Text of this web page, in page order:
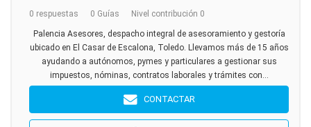
0 respuestas 0 Guías Nivel contribución 0
Palencia Asesores, despacho integral de asesoramiento y gestoría
ubicado en El Casar de Escalona, Toledo. Llevamos más de 15 años
ayudando a autónomos, pymes y particulares a gestionar sus
impuestos, nóminas, contratos laborales y trámites con...
CONTACTAR